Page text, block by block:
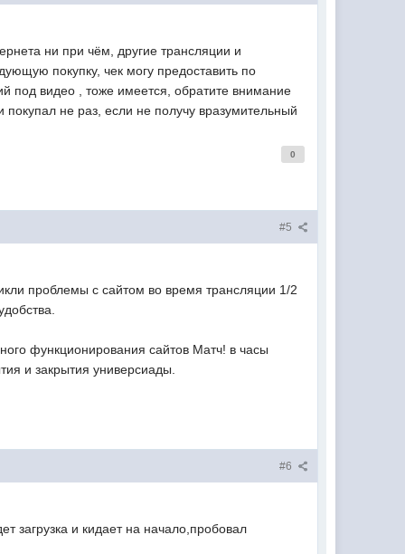
ни при чём, другие трансляции и
покупку, чек могу предоставить по
под видео , тоже имеется, обратите внимание
не раз, если не получу вразумительный
0
#5
проблемы с сайтом во время трансляции 1/2
функционирования сайтов Матч! в часы
и закрытия универсиады.
#6
загрузка и кидает на начало,пробовал